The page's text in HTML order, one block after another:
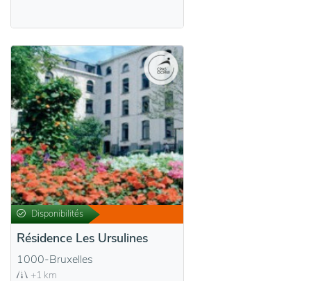
Disponibilités
Résidence Les Ursulines
1000-Bruxelles
+1 km